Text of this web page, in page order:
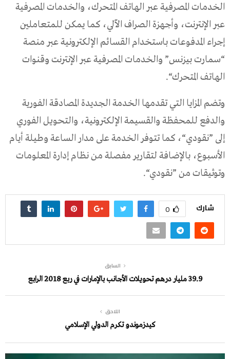
الخدمات المصرفيةعبر الهاتف المتحرك، والخدمات المصرفية
عبر الإنترنت، وأجهزة الصراف الآلي، كما يمكن للمتعاملين
إجراء المدفوعاتباستخدام القسائم الإلكترونيةعبر منصة
“سمارتبيزنس” والخدمات المصرفيةعبر الإنترنت وقنوات
الهاتف المتحرك“.
وتضم المزايا التي تقدمها الخدمة الجديدة المصادقة الفورية
والدفع للمحفظة والقسيمة الإلكترونية، والتحويل الفوري
إلى ”نقودي“، كما تتوفر الخدمةعلى مدار الساعة وطيلة أيام
الأسبوع، بالإضافة لتقارير مفصلة مننظام إدارة المعلومات
وتوثيقات من ”نقودي“.
شارك 0
السابق
39.9 مليار درهم تحويلات الأجانب بالإمارات في ربع 2018 الرابع
اللاحق
كيدزموندو تكرم الدولي الإسلامي